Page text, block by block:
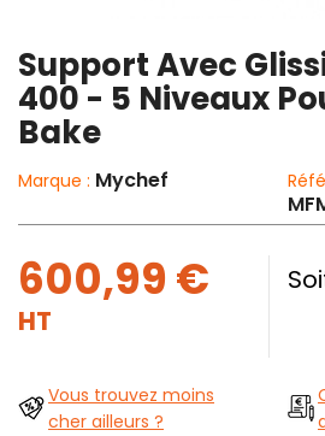
Support Avec
400 - 5 Niveaux
Bake
Marque : Mychef
600,99 €
HT
Vous trouvez moins
cher ailleurs ?